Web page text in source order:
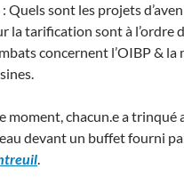
: Quels sont les projets
la tarification sont à l’ordre
concernent l’OIBP &
moment, chacun.e a trinqué
devant un buffet fourni
.